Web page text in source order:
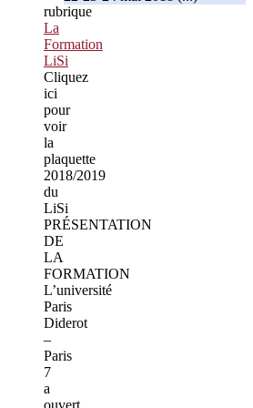
rubrique
La
Formation
LiSi
Cliquez
ici
pour
voir
la
plaquette
2018/2019
du
LiSi
PRÉSENTATION
DE
LA
FORMATION
L’université
Paris
Diderot
–
Paris
7
a
ouvert